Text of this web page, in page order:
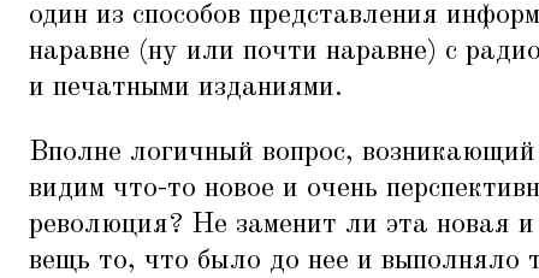
один из способов представления
наравне (ну или почти наравне) с
и печатными изданиями.
Вполне логичный вопрос,
видим что-то новое и очень
революция? Не заменит ли эта новая и
вещь то, что было до нее и выполняло